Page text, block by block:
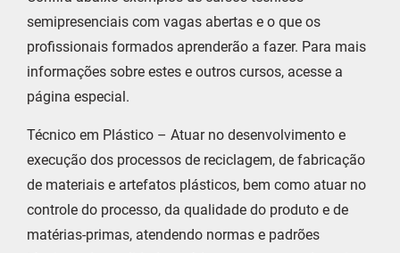
semipresenciais com vagas abertas e o que os
profissionais formados aprenderão a fazer. Para mais
informações sobre estes e outros cursos, acesse a
página especial.
Técnico em Plástico – Atuar no desenvolvimento e
execução dos processos de reciclagem, de fabricação
de materiais e artefatos plásticos, bem como atuar no
controle do processo, da qualidade do produto e de
matérias-primas, atendendo normas e padrões